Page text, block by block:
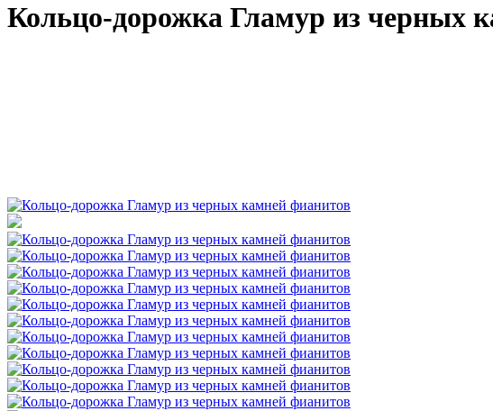
Кольцо-дорожка Гламур из черных